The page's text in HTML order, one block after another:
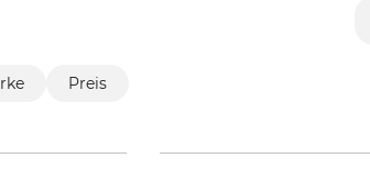
Preis